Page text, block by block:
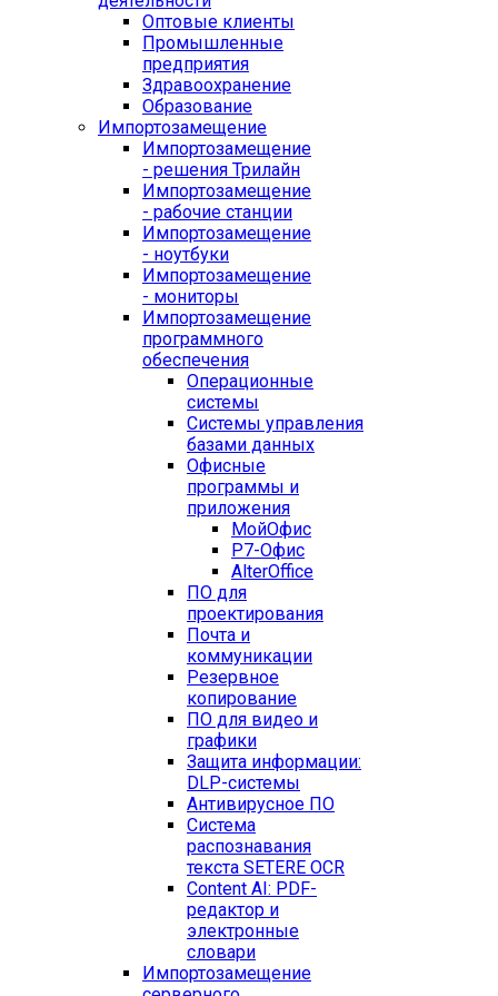
Оптовые клиенты
Промышленные
предприятия
Здравоохранение
Образование
Импортозамещение
Импортозамещение
- решения Трилайн
Импортозамещение
- рабочие станции
Импортозамещение
- ноутбуки
Импортозамещение
- мониторы
Импортозамещение
программного
обеспечения
Операционные
системы
Системы управления
базами данных
Офисные
программы и
приложения
МойОфис
Р7-Офис
AlterOffice
ПО для
проектирования
Почта и
коммуникации
Резервное
копирование
ПО для видео и
графики
Защита информации:
DLP-системы
Антивирусное ПО
Система
распознавания
текста SETERE OCR
Content AI: PDF-
редактор и
электронные
словари
Импортозамещение